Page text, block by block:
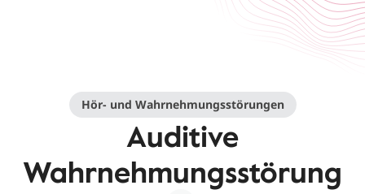
Hör- und Wahrnehmungsstörungen
Auditive
Wahrnehmungsstörung